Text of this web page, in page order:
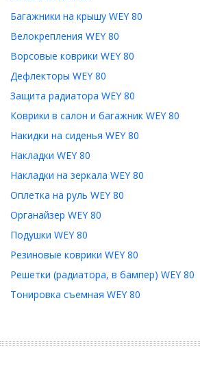
Багажники на крышу WEY 80
Велокрепления WEY 80
Ворсовые коврики WEY 80
Дефлекторы WEY 80
Защита радиатора WEY 80
Коврики в салон и багажник WEY 80
Накидки на сиденья WEY 80
Накладки WEY 80
Накладки на зеркала WEY 80
Оплетка на руль WEY 80
Органайзер WEY 80
Подушки WEY 80
Резиновые коврики WEY 80
Решетки (радиатора, в бампер) WEY 80
Тонировка съемная WEY 80